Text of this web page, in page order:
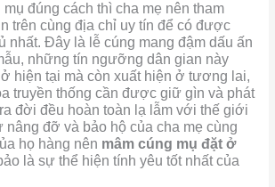
đúng cách thì cha mẹ nên tham
trên cùng địa chỉ uy tín để có được
nhất. Đây là lễ cúng mang đậm dấu ấn
những tín ngưỡng dân gian này
hiện tại mà còn xuất hiện ở tương lai,
truyền thống cần được giữ gìn và phát
đời đều hoàn toàn lạ lẫm với thế giới
đỡ và bảo hộ của cha mẹ cùng
họ hàng nên mâm cúng mụ đặt ở
là sự thể hiện tính yêu tốt nhất của